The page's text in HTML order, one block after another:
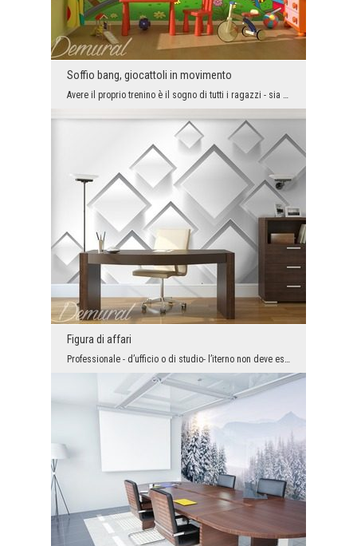
Soffio bang, giocattoli in movimento
Avere il proprio trenino è il sogno di tutti i ragazzi - sia piccoli che quegli abbastanza adulti...
Figura di affari
Professionale - d’ufficio o di studio- l’iterno non deve essere prevedibile e privo di fascino de...